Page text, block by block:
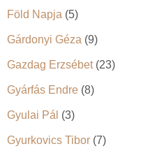
Föld Napja (5)
Gárdonyi Géza (9)
Gazdag Erzsébet(23)
Gyárfás Endre (8)
Gyulai Pál (3)
Gyurkovics Tibor (7)